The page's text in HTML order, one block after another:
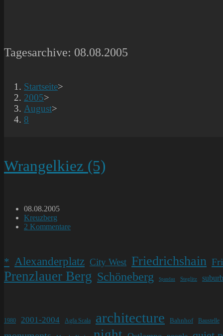
Tagesarchive: 08.08.2005
Startseite>
2005>
August>
8
Wrangelkiez (5)
Beitrag
veröffentlicht:
08.08.2005
Beitrags-
Kategorie:
Kreuzberg
Beitrags-
2 Kommentare
* Alexanderplatz City West Friedrichshain
Prenzlauer Berg Schöneberg Spandau Steglitz suburb
1980 2001-2004 Agfa Scala architecture Bahnhof Baustelle